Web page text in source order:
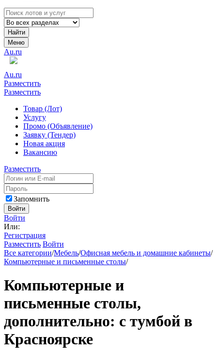
Найти
Меню
Au.ru
Au.ru
Разместить
Разместить
Товар (Лот)
Услугу
Промо (Объявление)
Заявку (Тендер)
Новая акция
Вакансию
Разместить
Запомнить
Войти
Войти
Или:
Регистрация
Разместить Войти
Все категории/Мебель/Офисная мебель и домашние кабинеты/
Компьютерные и письменные столы/
Компьютерные и
письменные столы,
дополнительно: с тумбой в
Красноярске